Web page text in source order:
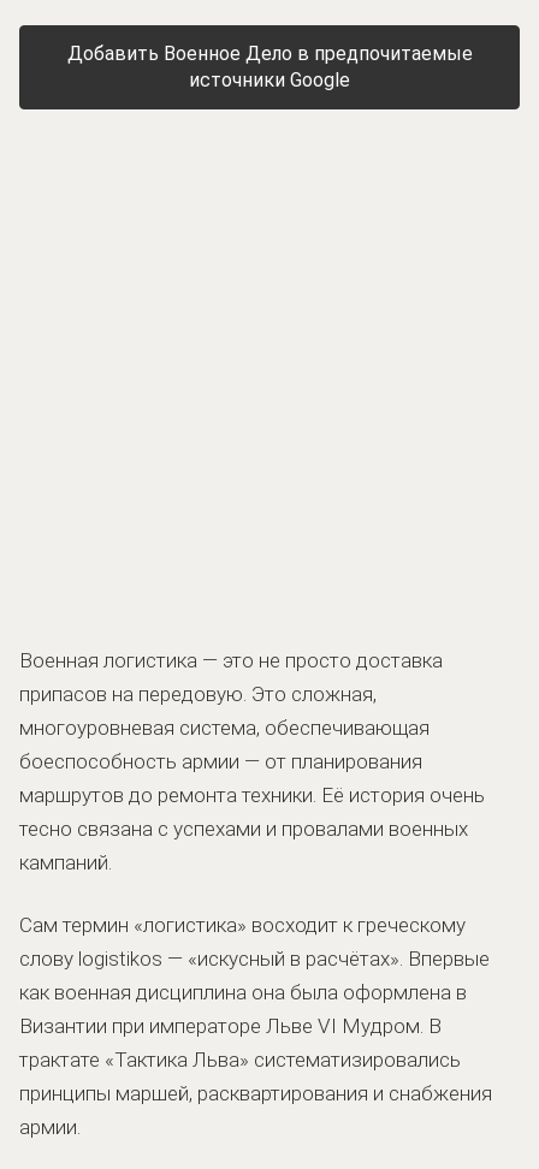
Добавить Военное Дело в предпочитаемые
источники Google
Военная логистика — это не просто доставка
припасов на передовую. Это сложная,
многоуровневая система, обеспечивающая
боеспособность армии — от планирования
маршрутов до ремонта техники. Её история очень
тесно связана с успехами и провалами военных
кампаний.
Сам термин «логистика» восходит к греческому
слову logistikos — «искусный в расчётах». Впервые
как военная дисциплина она была оформлена в
Византии при императоре Льве VI Мудром. В
трактате «Тактика Льва» систематизировались
принципы маршей, расквартирования и снабжения
армии.